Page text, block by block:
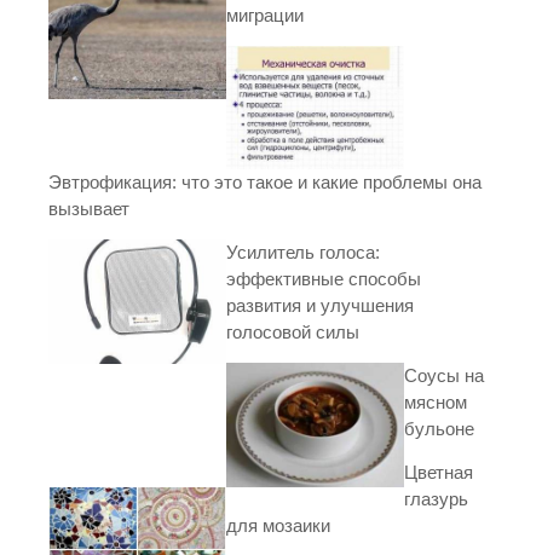
миграции
Эвтрофикация: что это такое и какие проблемы она
вызывает
Усилитель голоса:
эффективные способы
развития и улучшения
голосовой силы
Соусы на
мясном
бульоне
Цветная
глазурь
для мозаики